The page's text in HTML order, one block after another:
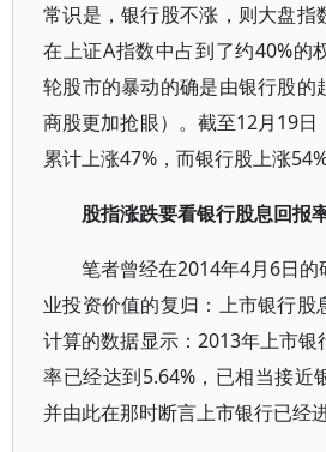
常识是，银行股不涨，则大盘指
在上证A指数中占到了约40%的
轮股市的暴动的确是由银行股的
商股更加抢眼）。截至12月19日
累计上涨47%，而银行股上涨
股指涨跌要看银行股息回报
笔者曾经在2014年4月6日
业投资价值的复归：上市银行股
计算的数据显示：2013年上市银
率已经达到5.64%，已相当接近
并由此在那时断言上市银行已经